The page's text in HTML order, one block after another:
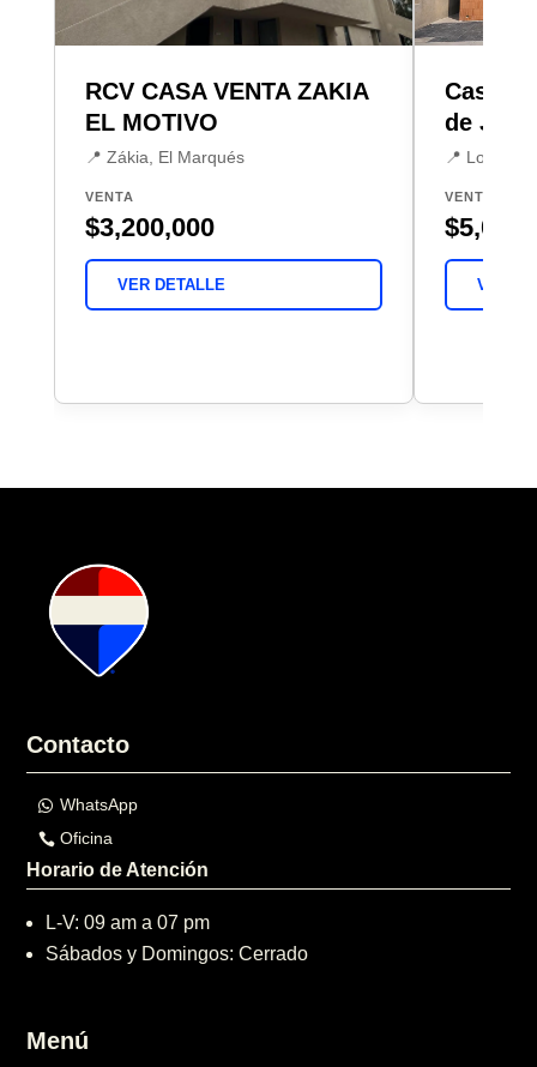
RCV CASA VENTA ZAKIA
EL MOTIVO
📍 Zákia, El Marqués
VENTA
$3,200,000
VER DETALLE
Casa
de
📍 Lomas
VENTA
VER
Contacto
WhatsApp
Oficina
Horario de Atención
L-V: 09 am a 07 pm
Sábados y Domingos: Cerrado
Menú